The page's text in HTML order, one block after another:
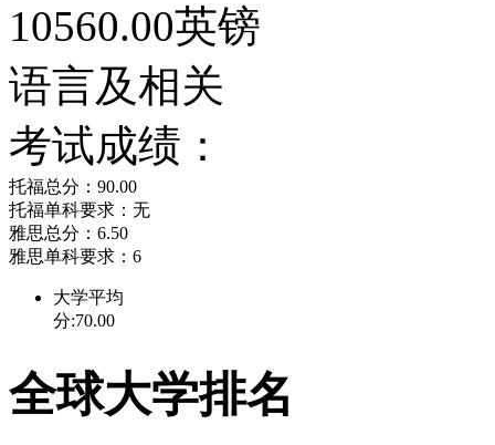
10560.00英镑
语言及相关
考试成绩：
托福总分：90.00
托福单科要求：无
雅思总分：6.50
雅思单科要求：6
大学平均
分:70.00
全球大学排名